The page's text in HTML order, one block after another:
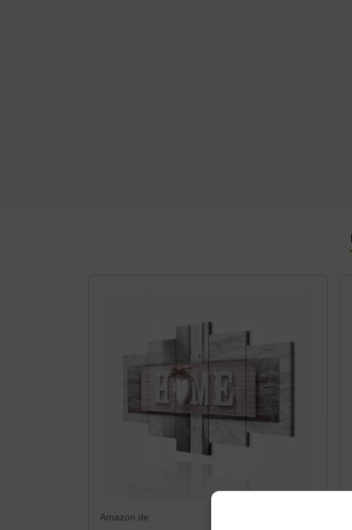
Amazon.de